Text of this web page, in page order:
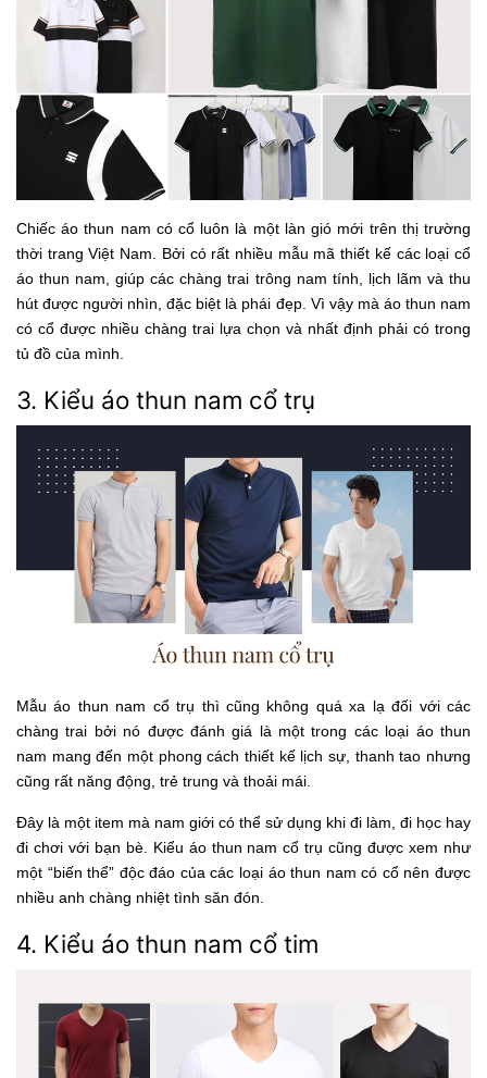
Chiếc áo thun nam có cổ luôn là một làn gió mới trên thị trường
thời trang Việt Nam. Bởi có rất nhiều mẫu mã thiết kế các loại cổ
áo thun nam, giúp các chàng trai trông nam tính, lịch lãm và thu
hút được người nhìn, đặc biệt là phái đẹp. Vì vậy mà áo thun nam
có cổ được nhiều chàng trai lựa chọn và nhất định phải có trong
tủ đồ của mình.
3. Kiểu áo thun nam cổ trụ
Mẫu áo thun nam cổ trụ thì cũng không quá xa lạ đối với các
chàng trai bởi nó được đánh giá là một trong các loại áo thun
nam mang đến một phong cách thiết kế lịch sự, thanh tao nhưng
cũng rất năng động, trẻ trung và thoải mái.
Đây là một item mà nam giới có thể sử dụng khi đi làm, đi học hay
đi chơi với bạn bè. Kiểu áo thun nam cổ trụ cũng được xem như
một “biến thể” độc đáo của các loại áo thun nam có cổ nên được
nhiều anh chàng nhiệt tình săn đón.
4. Kiểu áo thun nam cổ tim